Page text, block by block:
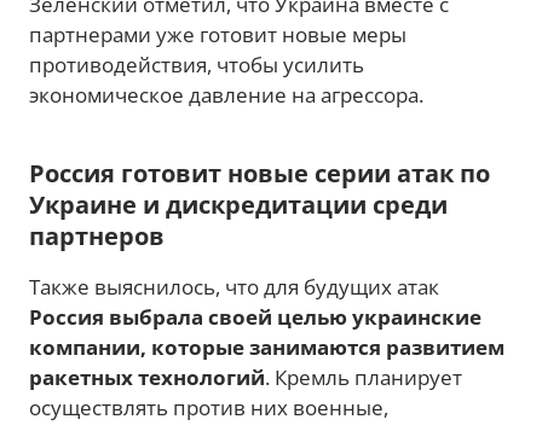
партнерами уже готовит новые меры
противодействия, чтобы усилить
экономическое давление на агрессора.
Россия готовит новые серии атак по
Украине и дискредитации среди
партнеров
Также выяснилось, что для будущих атак
Россия выбрала своей целью украинские
компании, которые занимаются развитием
ракетных технологий. Кремль планирует
осуществлять против них военные,